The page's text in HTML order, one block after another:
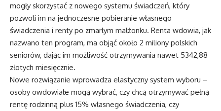
mogły skorzystać z nowego systemu świadczeń, który
pozwoli im na jednoczesne pobieranie własnego
świadczenia i renty po zmarłym małżonku. Renta wdowia, jak
nazwano ten program, ma objąć około 2 miliony polskich
seniorów, dając im możliwość otrzymywania nawet 5342,88
złotych miesięcznie.
Nowe rozwiązanie wprowadza elastyczny system wyboru –
osoby owdowiałe mogą wybrać, czy chcą otrzymywać pełną
rentę rodzinną plus 15% własnego świadczenia, czy